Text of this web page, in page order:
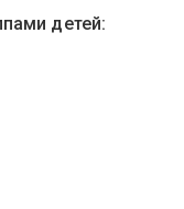
детей: